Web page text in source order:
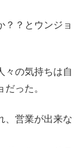
？？とウンジョ
々の気持ちは自
った。
、営業が出来な